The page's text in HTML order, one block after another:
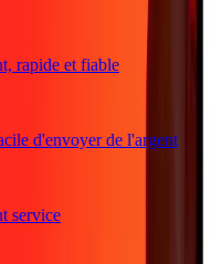
et fiable
d'envoyer de l'argent